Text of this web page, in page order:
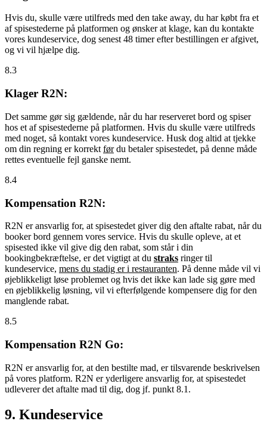
Hvis du, skulle være utilfreds med den take away, du har købt fra et
af spisestederne på platformen og ønsker at klage, kan du kontakte
vores kundeservice, dog senest 48 timer efter bestillingen er afgivet,
og vi vil hjælpe dig.
8.3
Klager R2N:
Det samme gør sig gældende, når du har reserveret bord og spiser
hos et af spisestederne på platformen. Hvis du skulle være utilfreds
med noget, så kontakt vores kundeservice. Husk dog altid at tjekke
om din regning er korrekt førdu betaler spisestedet, på denne måde
rettes eventuelle fejl ganske nemt.
8.4
Kompensation R2N:
R2N er ansvarlig for, at spisestedet giver dig den aftalte rabat, når du
booker bord gennem vores service. Hvis du skulle opleve, at et
spisested ikke vil give dig den rabat, som står i din
bookingbekræftelse, er det vigtigt at du straks ringer til
kundeservice, mens du stadig er i restauranten. På denne måde vil vi
øjeblikkeligt løse problemet og hvis det ikke kan lade sig gøre med
en øjeblikkelig løsning, vil vi efterfølgende kompensere dig for den
manglende rabat.
8.5
Kompensation R2N Go:
R2N er ansvarlig for, at den bestilte mad, er tilsvarende beskrivelsen
på vores platform. R2N er yderligere ansvarlig for, at spisestedet
udleverer det aftalte mad til dig, dog jf. punkt 8.1.
9. Kundeservice